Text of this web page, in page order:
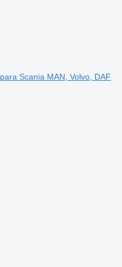
Scania MAN, Volvo, DAF